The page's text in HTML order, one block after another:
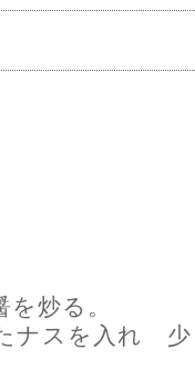
炒る。
ナスを入れ